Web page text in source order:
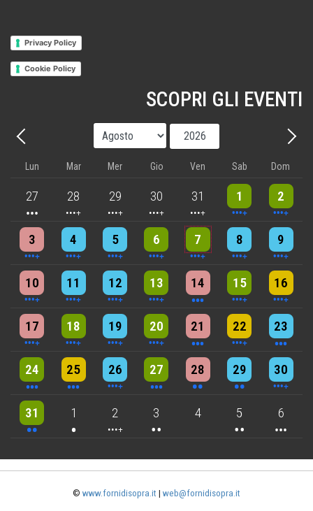
Privacy Policy
Cookie Policy
SCOPRI GLI EVENTI
Precedente - Mese
Anno
Lun Mar Mer Gio Ven Sab Dom
27
3 events 28
4 events 29
5 events 30
5 events 31
5 events 1
9 events 2
8 events
3
4 events 4
4 events 5
7 events 6
6 events 7
5 events 8
7 events 9
8 events
10
5 events 11
7 events 12
6 events 13
9 events 14
3 events 15
7 events 16
4 events
17
5 events 18
6 events 19
7 events 20
6 events 21
3 events 22
4 events 23
3 events
24
3 events 25
3 events 26
6 events 27
3 events 28
2 events 29
2 events 30
4 events
31
2 events 1
One event 2
4 events 3
2 events 4 5
2 events 6
3 events
© www.fornidisopra.it | web@fornidisopra.it